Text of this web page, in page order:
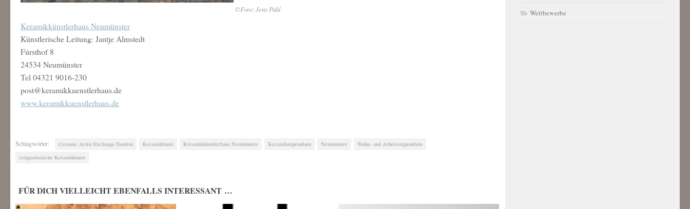
©Foto: Jens Pahl
Keramikkünstlerhaus Neumünster
Künstlerische Leitung: Jantje Almstedt
Fürsthof 8
24534 Neumünster
Tel 04321 9016-230
post@keramikkuenstlerhaus.de
www.keramikkuenstlerhaus.de
Schlagwörter: Ceramic Artist Exchange-Tandem Keramikkunst Keramikkünstlerhaus Neumünster Keramikstipendium Neumünster
Wohn- und Arbeitsstipendium
zeitgenössische Keramikkunst
FÜR DICH VIELLEICHT EBENFALLS INTERESSANT …
Wettbewerbe